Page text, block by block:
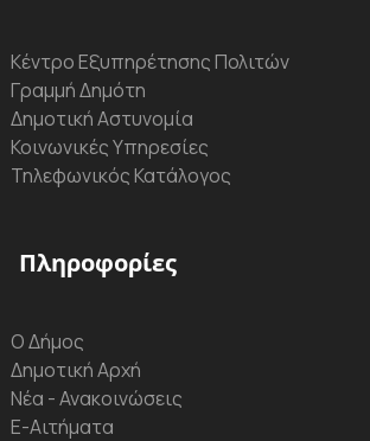
Κέντρο Εξυπηρέτησης Πολιτών
Γραμμή Δημότη
Δημοτική Αστυνομία
Κοινωνικές Υπηρεσίες
Τηλεφωνικός Κατάλογος
Πληροφορίες
Ο Δήμος
Δημοτική Αρχή
Νέα - Ανακοινώσεις
Ε-Αιτήματα